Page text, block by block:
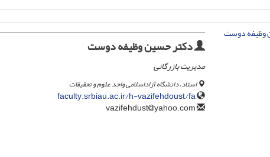
دکتر حسین وظیفه دوست
مدیریت بازرگانی
استاد، دانشگاه آزاداسلامی واحد علوم و تحقیقات
faculty.srbiau.ac.ir/h-vazifehdoust/fa
yahoo.com